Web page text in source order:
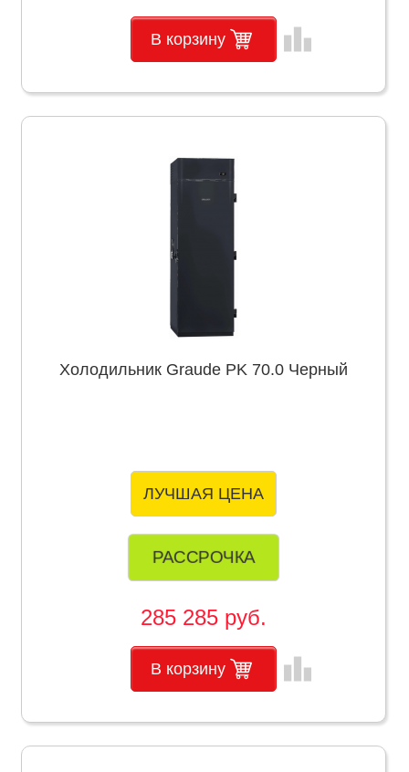
В корзину leaderboard
Холодильник Graude PK 70.0 Черный
ЛУЧШАЯ ЦЕНА
РАССРОЧКА
285 285 руб.
В корзину leaderboard